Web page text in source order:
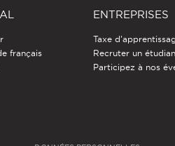
français
ENTREPRISES
Taxe
Recruter un
Participez à nos